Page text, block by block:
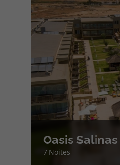
Oasis Salinas
7 Noites